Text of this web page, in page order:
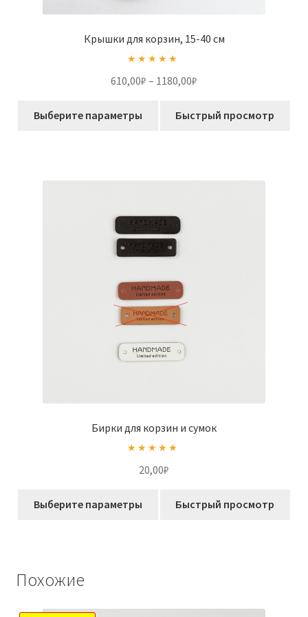
Крышки для корзин, 15-40 см
610,00₽ – 1180,00₽
610,00₽
Выберите параметры
выбрать
на
странице
товара.
Быстрый просмотр
Бирки для корзин и сумок
из 5
20,00₽
Выберите параметры Быстрый просмотр
Похожие